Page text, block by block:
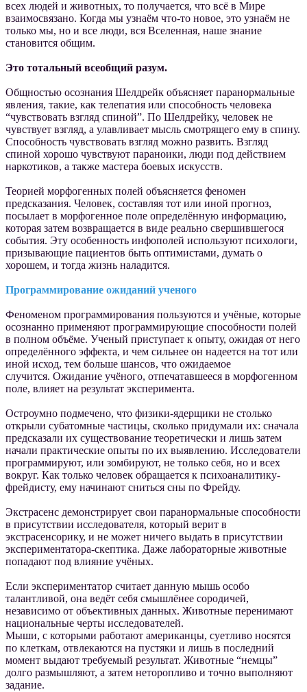
всех людей и животных, то получается, что всё в Мире
взаимосвязано. Когда мы узнаём что-то новое, это узнаём не
только мы, но и все люди, вся Вселенная, наше знание
становится общим.
Это тотальный всеобщий разум.
Общностью осознания Шелдрейк объясняет паранормальные
явления, такие, как телепатия или способность человека
“чувствовать взгляд спиной”. По Шелдрейку, человек не
чувствует взгляд, а улавливает мысль смотрящего ему в спину.
Способность чувствовать взгляд можно развить. Взгляд
спиной хорошо чувствуют параноики, люди под действием
наркотиков, а также мастера боевых искусств.
Теорией морфогенных полей объясняется феномен
предсказания. Человек, составляя тот или иной прогноз,
посылает в морфогенное поле определённую информацию,
которая затем возвращается в виде реально свершившегося
события. Эту особенность инфополей используют психологи,
призывающие пациентов быть оптимистами, думать о
хорошем, и тогда жизнь наладится.
Программирование ожиданий ученого
Феноменом программирования пользуются и учёные, которые
осознанно применяют программирующие способности полей
в полном объёме. Ученый приступает к опыту, ожидая от него
определённого эффекта, и чем сильнее он надеется на тот или
иной исход, тем больше шансов, что ожидаемое
случится. Ожидание учёного, отпечатавшееся в морфогенном
поле, влияет на результат эксперимента.
Остроумно подмечено, что физики-ядерщики не столько
открыли субатомные частицы, сколько придумали их: сначала
предсказали их существование теоретически и лишь затем
начали практические опыты по их выявлению. Исследователи
программируют, или зомбируют, не только себя, но и всех
вокруг. Как только человек обращается к психоаналитику-
фрейдисту, ему начинают сниться сны по Фрейду.
Экстрасенс демонстрирует свои паранормальные способности
в присутствии исследователя, который верит в
экстрасенсорику, и не может ничего выдать в присутствии
экспериментатора-скептика. Даже лабораторные животные
попадают под влияние учёных.
Если экспериментатор считает данную мышь особо
талантливой, она ведёт себя смышлёнее сородичей,
независимо от объективных данных. Животные перенимают
национальные черты исследователей.
Мыши, с которыми работают американцы, суетливо носятся
по клеткам, отвлекаются на пустяки и лишь в последний
момент выдают требуемый результат. Животные “немцы”
долго размышляют, а затем неторопливо и точно выполняют
задание.